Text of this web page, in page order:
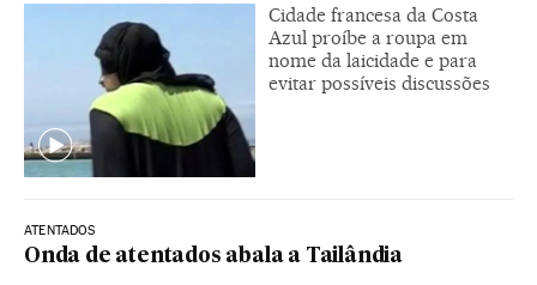
Cidade francesa da Costa
Azul proíbe a roupa em
nome da laicidade e para
evitar possíveis discussões
ATENTADOS
Onda de atentados abala a Tailândia